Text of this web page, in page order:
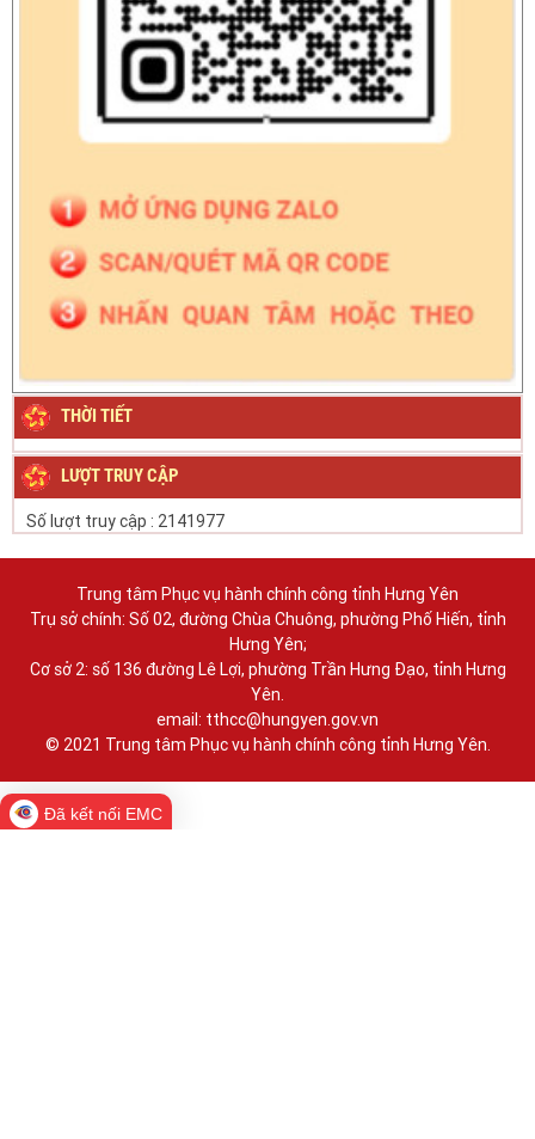
THỜI TIẾT
LƯỢT TRUY CẬP
Số lượt truy cập : 2141977
Trung tâm Phục vụ hành chính công tỉnh Hưng Yên
Trụ sở chính: Số 02, đường Chùa Chuông, phường Phố Hiến, tỉnh
Hưng Yên;
Cơ sở 2: số 136 đường Lê Lợi, phường Trần Hưng Đạo, tỉnh Hưng
Yên.
email: tthcc@hungyen.gov.vn
© 2021 Trung tâm Phục vụ hành chính công tỉnh Hưng Yên.
Đã kết nối EMC